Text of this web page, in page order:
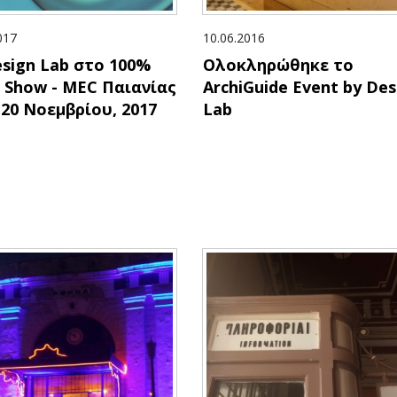
Lab στο 100%
- MEC Παιανίας
Νοεμβρίου, 2017
10.06.2016
Ολοκληρώθηκε το
ArchiGuide Event by
Lab